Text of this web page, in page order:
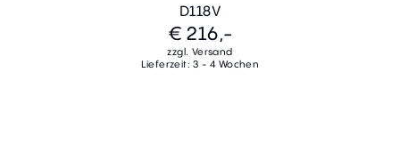
D118V
€ 216,-
zzgl. Versand
Lieferzeit: 3 - 4 Wochen